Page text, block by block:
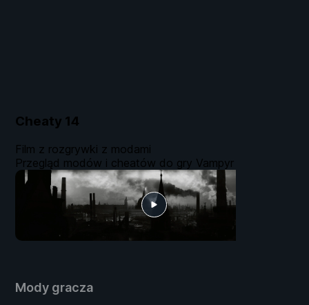
Cheaty 14
Mody gracza
Film z rozgrywki z modami
Przegląd modów i cheatów do gry Vampyr